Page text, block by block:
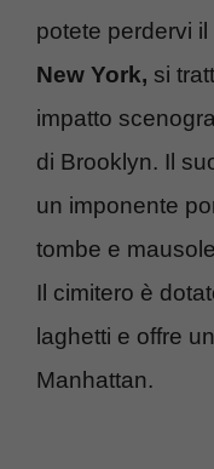
potete perdervi il
New York, si
impatto
di Brooklyn. Il
un imponente
tombe e
Il cimitero è
laghetti e offre
Manhattan.